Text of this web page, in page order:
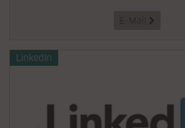
E-Mail 
LinkedIn